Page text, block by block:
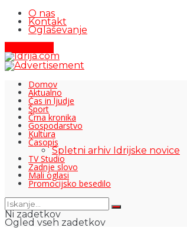
O nas
Kontakt
Oglaševanje
Domov
Aktualno
Čas in ljudje
Šport
Črna kronika
Gospodarstvo
Kultura
Časopis
Spletni arhiv Idrijske novice
TV Studio
Zadnje slovo
Mali oglasi
Promocijsko besedilo
Ni zadetkov
Ogled vseh zadetkov